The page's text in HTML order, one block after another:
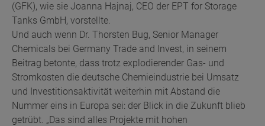
(GFK), wie sie Joanna Hajnaj, CEO der EPT for Storage
Tanks GmbH, vorstellte.
Und auch wenn Dr. Thorsten Bug, Senior Manager
Chemicals bei Germany Trade and Invest, in seinem
Beitrag betonte, dass trotz explodierender Gas- und
Stromkosten die deutsche Chemieindustrie bei Umsatz
und Investitionsaktivität weiterhin mit Abstand die
Nummer eins in Europa sei: der Blick in die Zukunft blieb
getrübt. „Das sind alles Projekte mit hohen